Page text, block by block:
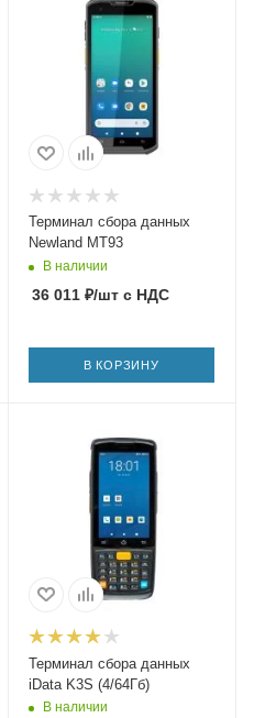
Терминал сбора данных
Newland MT93
В наличии
36 011₽/штс НДС
В КОРЗИНУ
Терминал сбора данных
iData K3S (4/64Гб)
В наличии